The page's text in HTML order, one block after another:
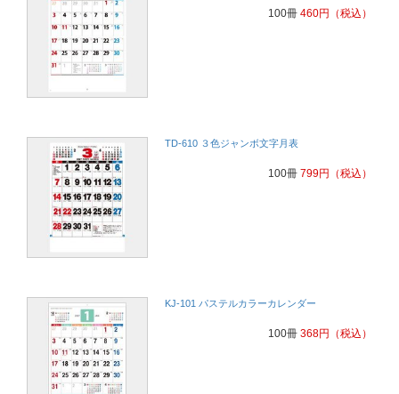
100冊 460円 （税込）
TD-610 ３色ジャンボ文字月表
100冊 799円 （税込）
KJ-101 パステルカラーカレンダー
100冊 368円 （税込）